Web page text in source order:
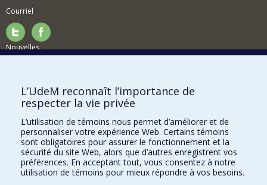
Courriel
Nouvelles
Comment soutenir le Département?
BESOIN D'AIDE?
Plan du site
Signaler une erreur
Accessibilité
FACULTÉ DES ARTS ET DES SCIENCES
L’UdeM reconnaît l’importance de
respecter la vie privée
L’utilisation de témoins nous permet d’améliorer et de
personnaliser votre expérience Web. Certains témoins
sont obligatoires pour assurer le fonctionnement et la
sécurité du site Web, alors que d’autres enregistrent vos
préférences. En acceptant tout, vous consentez à notre
utilisation de témoins pour mieux répondre à vos besoins.